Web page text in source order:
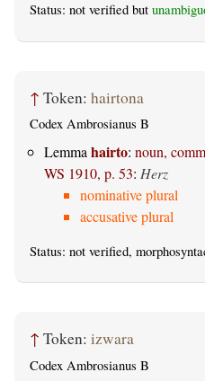
Status: not verified but
↑ Token: hairtona
Codex Ambrosianus B
Lemma hairto: noun,
WS 1910, p. 53: Herz
nominative plural
accusative plural
Status: not verified,
↑ Token: izwara
Codex Ambrosianus B